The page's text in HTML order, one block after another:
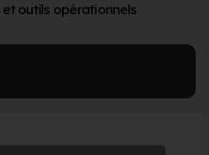
outils opérationnels